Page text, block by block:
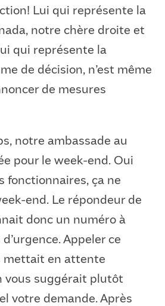
Lui qui représente la
notre chère droite et
qui représente la
de décision, n’est même
de mesures
notre ambassade au
pour le week-end. Oui
fonctionnaires, ça ne
end. Le répondeur de
donc un numéro à
Appeler ce
mettait en attente
vous suggérait plutôt
votre demande. Après